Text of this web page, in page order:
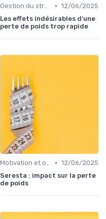
Gestion du stress et de l'anxiété • 12/06/2025
Les effets indésirables d'une
perte de poids trop rapide
Motivation et objectifs • 12/06/2025
Seresta : impact sur la perte
de poids